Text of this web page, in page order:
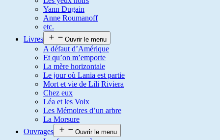
Yann Dugain
Anne Roumanoff
etc.
Livres
Ouvrir le menu
A défaut d’Amérique
Et qu’on m’emporte
La mère horizontale
Le jour où Lania est partie
Mort et vie de Lili Riviera
Chez eux
Léa et les Voix
Les Mémoires d’un arbre
La Morsure
Ouvrages
Ouvrir le menu